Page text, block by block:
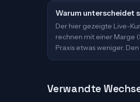
Warum unterscheidet
Der hier gezeigte Live-
rechnen mit einer Marge
Praxis etwas weniger.
Verwandte